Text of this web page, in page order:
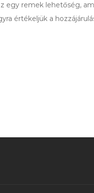
egy remek lehetőség,
értékeljük a